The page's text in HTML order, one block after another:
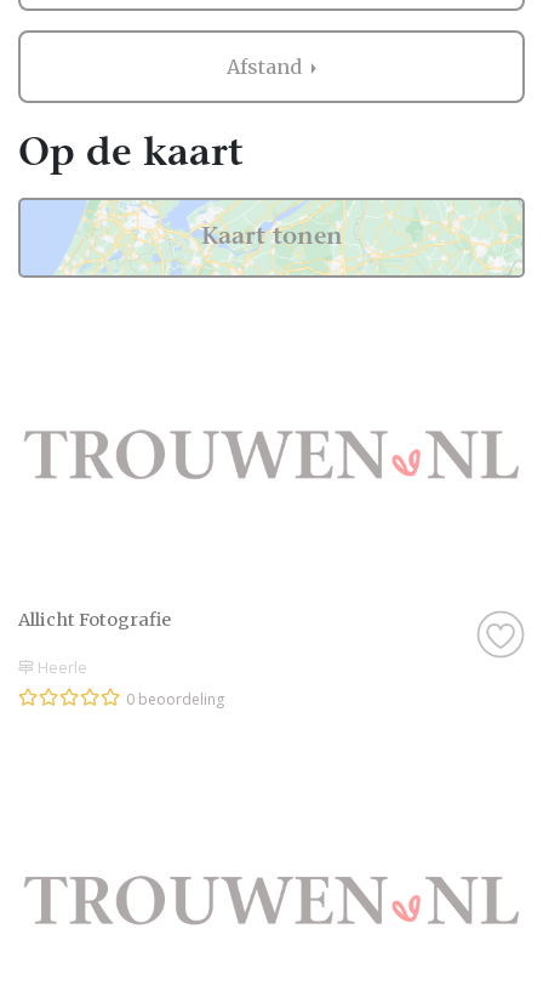
Afstand
Allicht Fotografie
Heerle
0 beoordeling
Op de kaart
Kaart tonen